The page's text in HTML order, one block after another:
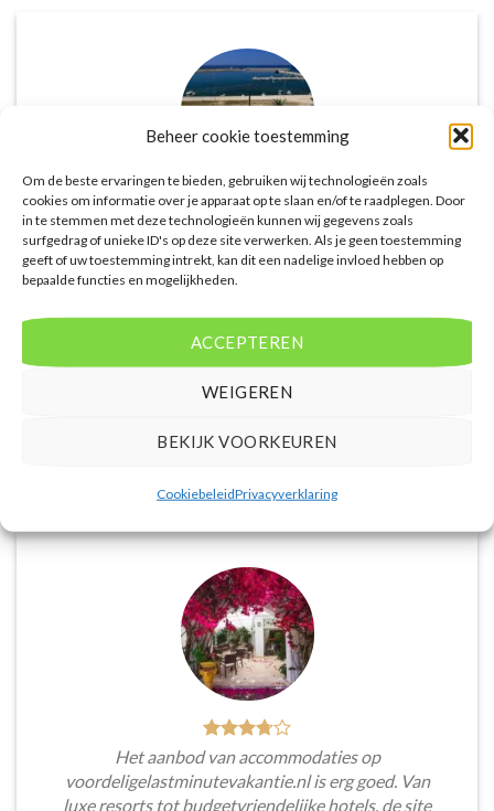
Beheer cookie toestemming
Om de beste ervaringen te bieden, gebruiken wij technologieën zoals
cookies om informatie over je apparaat op te slaan en/of te raadplegen. Door
in te stemmen met deze technologieën kunnen wij gegevens zoals
surfgedrag of unieke ID's op deze site verwerken. Als je geen toestemming
geeft of uw toestemming intrekt, kan dit een nadelige invloed hebben op
bepaalde functies en mogelijkheden.
ACCEPTEREN
WEIGEREN
BEKIJK VOORKEUREN
CookiebeleidPrivacyverklaring
De website biedt een groot aanbod van lastminute
deals naar diverse populaire
vakantiebestemmingen. Met handige filters kun je
budget. De prijzen zijn zeer competitief en worden
dus altijd de garantie dat je de beste deal te pakken
Puck Snoeren/Amsterdam
Het aanbod van accommodaties op
voordeligelastminutevakantie.nl is erg goed. Van
luxe resorts tot budgetvriendelijke hotels, de site